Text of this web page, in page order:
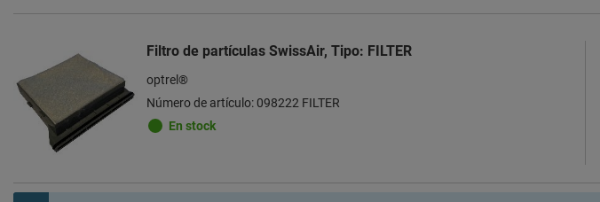
Filtro de partículas SwissAir, Tipo: FILTER
optrel®
Número de artículo: 098222 FILTER
En stock